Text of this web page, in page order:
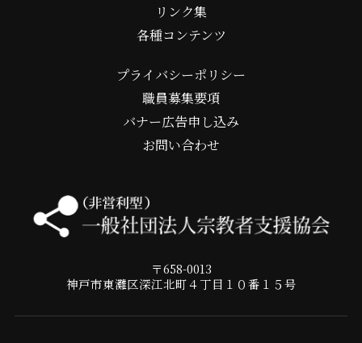
リンク集
各種コンテンツ
プライバシーポリシー
職員募集要項
バナー広告申し込み
お問い合わせ
〒658-0013
神戸市東灘区深江北町４丁目１０番１５号